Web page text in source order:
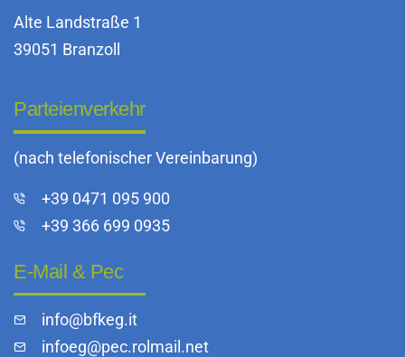
Alte Landstraße 1
39051 Branzoll
Parteienverkehr
(nach telefonischer Vereinbarung)
+39 0471 095 900
+39 366 699 0935
E-Mail & Pec
info@bfkeg.it
infoeg@pec.rolmail.net